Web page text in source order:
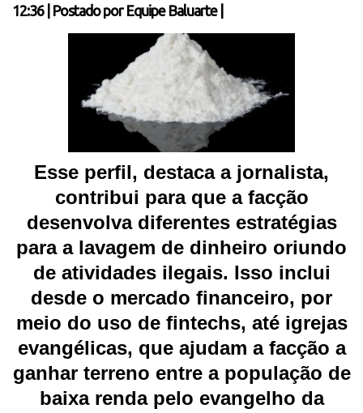
12:36| Postado por Equipe Baluarte
Esse perfil, destaca a jornalista,
contribui para que a facção
desenvolva diferentes estratégias
para a lavagem de dinheiro oriundo
de atividades ilegais. Isso inclui
desde o mercado financeiro, por
meio do uso de fintechs, até igrejas
evangélicas, que ajudam a facção a
ganhar terreno entre a população de
baixa renda pelo evangelho da